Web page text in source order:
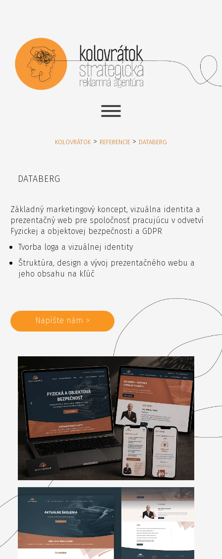
KOLOVRÁTOK > REFERENCIE > DATABERG
DATABERG
Základný marketingový koncept, vizuálna identita a
prezentačný web pre spoločnosť pracujúcu v odvetví
Fyzickej a objektovej bezpečnosti a GDPR
Tvorba loga a vizuálnej identity
Štruktúra, design a vývoj prezentačného webu a
jeho obsahu na kľúč
Napíšte nám >